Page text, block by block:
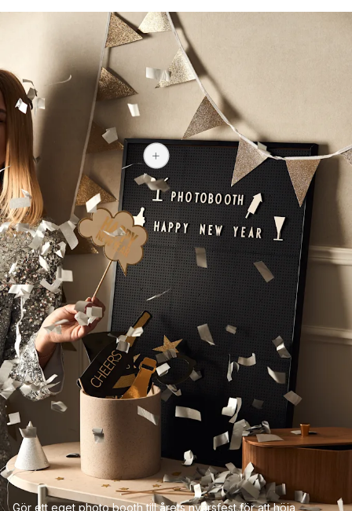
Gör ett eget photo booth till årets nyårsfestför att höja
1 199 kr